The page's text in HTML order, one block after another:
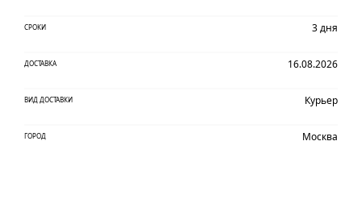
СРОКИ 3 дня
ДОСТАВКА 16.08.2026
ВИД ДОСТАВКИ Курьер
ГОРОД Москва